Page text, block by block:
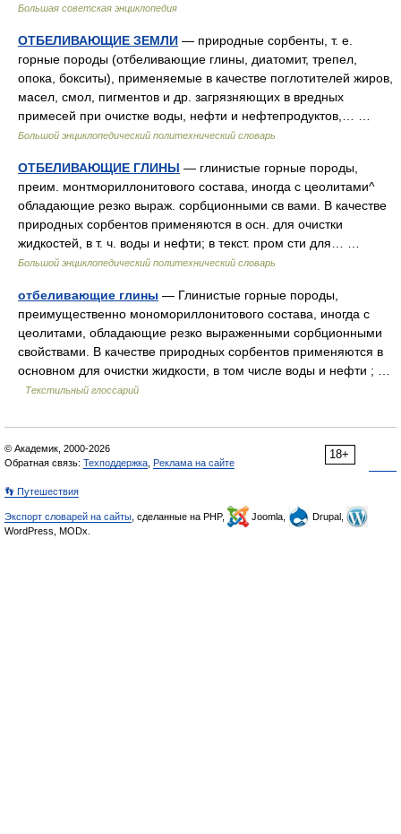
Большая советская энциклопедия
ОТБЕЛИВАЮЩИЕ ЗЕМЛИ — природные сорбенты, т. е.
горные породы (отбеливающие глины, диатомит, трепел,
опока, бокситы), применяемые в качестве поглотителей жиров,
масел, смол, пигментов и др. загрязняющих в вредных
примесей при очистке воды, нефти и нефтепродуктов,… …
Большой энциклопедический политехнический словарь
ОТБЕЛИВАЮЩИЕ ГЛИНЫ — глинистые горные породы,
преим. монтмориллонитового состава, иногда с цеолитами^
обладающие резко выраж. сорбционными св вами. В качестве
природных сорбентов применяются в осн. для очистки
жидкостей, в т. ч. воды и нефти; в текст. пром сти для… …
Большой энциклопедический политехнический словарь
отбеливающие глины — Глинистые горные породы,
преимущественно мономориллонитового состава, иногда с
цеолитами, обладающие резко выраженными сорбционными
свойствами. В качестве природных сорбентов применяются в
основном для очистки жидкости, в том числе воды и нефти ; …
Текстильный глоссарий
18+
© Академик, 2000-2026
Обратная связь: Техподдержка Реклама на сайте
👣 Путешествия
Экспорт словарей на сайты , сделанные на PHP, Joomla,
Drupal,
WordPress, MODx.